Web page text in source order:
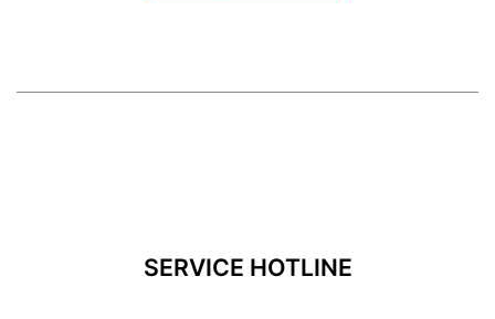
SERVICE HOTLINE